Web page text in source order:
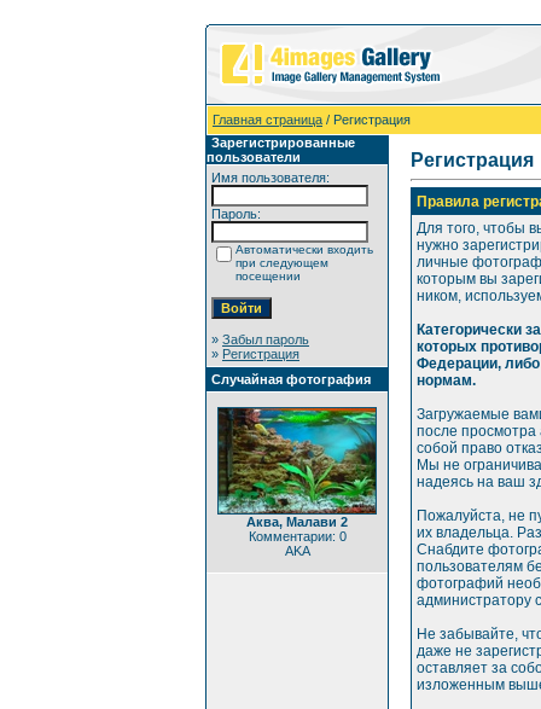
Главная страница / Регистрация
Зарегистрированные
пользователи
Имя пользователя:
Пароль:
Автоматически входить
при следующем
посещении
» Забыл пароль
» Регистрация
Случайная фотография
Аква, Малави 2
Комментарии: 0
AKA
Регистрация
Правила
Для того, чтобы
нужно
личные
которым вы
ником,
Категорически
которых
Федерации,
нормам.
Загружаемые
после просмотра
собой право
Мы не
надеясь на ваш
Пожалуйста, не
их владельца.
Снабдите
пользователям
фотографий
администратору
Не забывайте,
даже не
оставляет за
изложенным